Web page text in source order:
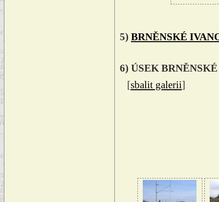
5) BRNĚNSKÉ
6) ÚSEK
[sbalit galerii]